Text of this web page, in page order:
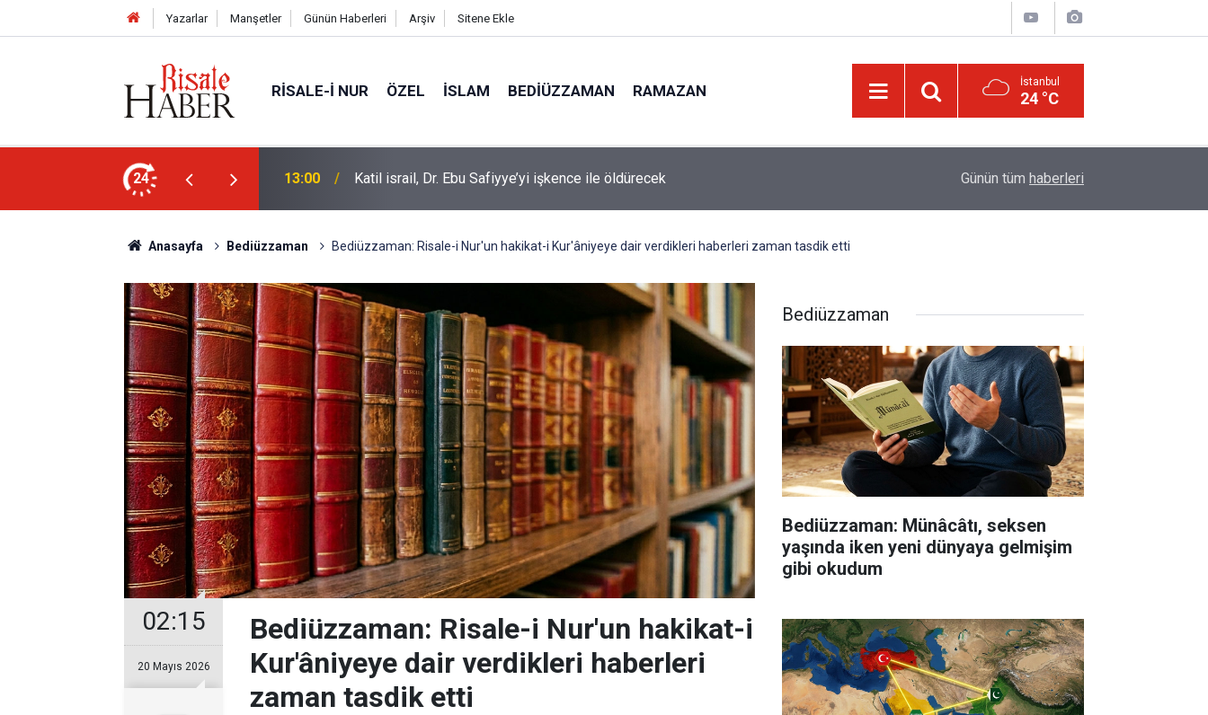
Yazarlar Manşetler Günün Haberleri Arşiv Sitene Ekle
RISALE-I NUR ÖZEL İSLAM BEDIÜZZAMAN RAMAZAN İstanbul
24 °C
24
anılar geri getirilebilir mi? 13:00 Katil israil, Dr. Ebu Safiyye’yi işkence ile öldürecek İslâm Birliği’nin kilometre taşları ve olması
Günün tüm haberleri
Anasayfa Bediüzzaman Bediüzzaman: Risale-i Nur'un hakikat-i Kur'âniyeye dair verdikleri haberleri zaman tasdik etti
02:15
20 Mayıs 2026
Bediüzzaman: Risale-i Nur'un hakikat-i
Kur'âniyeye dair verdikleri haberleri
zaman tasdik etti
Bediüzzaman
Bediüzzaman: Münâcâtı, seksen
yaşında iken yeni dünyaya gelmişim
gibi okudum